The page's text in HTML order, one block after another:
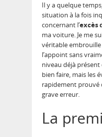
Il y a quelque
situation à la fois
concernant l’excès
ma voiture. Je me
véritable
l’appoint sans
niveau déjà présent
bien faire, mais les
rapidement prouvé
grave erreur.
La